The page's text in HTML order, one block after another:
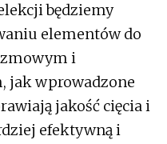
będziemy
elementów do
i
jak wprowadzone
jakość cięcia i
efektywną i